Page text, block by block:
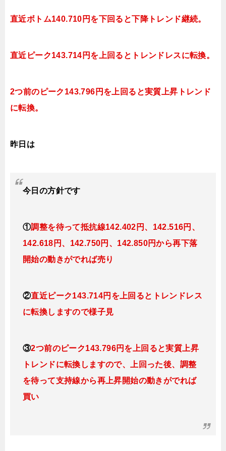
直近ボトム140.710円を下回ると下降トレンド継続。
直近ピーク143.714円を上回ると トレンドレスに転換。
2つ前のピーク143.796円を上回ると実質上昇トレンド
に転換。
昨日は
今日 の方針です
①調整を待って抵抗線142.402 円、142.516円 、
142.618円、142.750円、142.850円から再下落
開始の動きがでれば売り
②直近ピーク143.714円を上回るとトレンドレス
に転換しますので様子見
③2つ前のピーク143.796円を上回ると実質上昇
トレンドに転換 しますので、上回った後、調整
を待って支持線から再上昇開始の動きがでれば
買い